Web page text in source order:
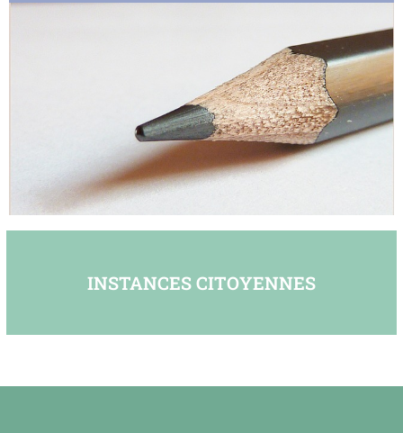
INSTANCES CITOYENNES